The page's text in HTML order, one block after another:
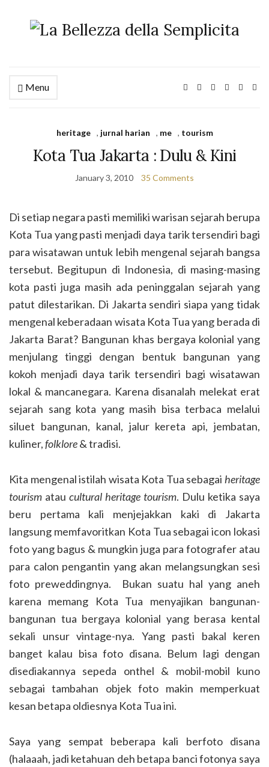
Menu
heritage , jurnal harian , me , tourism
Kota Tua Jakarta : Dulu & Kini
January 3, 2010 35 Comments
Di setiap negara pasti memiliki warisan sejarah berupa
Kota Tua yang pasti menjadi daya tarik tersendiri bagi
para wisatawan untuk lebih mengenal sejarah bangsa
tersebut. Begitupun di Indonesia, di masing-masing
kota pasti juga masih ada peninggalan sejarah yang
patut dilestarikan. Di Jakarta sendiri siapa yang tidak
mengenal keberadaan wisata Kota Tua yang berada di
Jakarta Barat? Bangunan khas bergaya kolonial yang
menjulang tinggi dengan bentuk bangunan yang
kokoh menjadi daya tarik tersendiri bagi wisatawan
lokal & mancanegara. Karena disanalah melekat erat
sejarah sang kota yang masih bisa terbaca melalui
siluet bangunan, kanal, jalur kereta api, jembatan,
kuliner,folklore& tradisi.
Kita mengenal istilah wisata Kota Tua sebagai heritage
tourism atau cultural heritage tourism. Dulu ketika saya
beru pertama kali menjejakkan kaki di Jakarta
langsung memfavoritkan Kota Tua sebagai icon lokasi
foto yang bagus & mungkin juga para fotografer atau
para calon pengantin yang akan melangsungkan sesi
foto preweddingnya. Bukan suatu hal yang aneh
karena memang Kota Tua menyajikan bangunan-
bangunan tua bergaya kolonial yang berasa kental
sekali unsur vintage-nya. Yang pasti bakal keren
banget kalau bisa foto disana. Belum lagi dengan
disediakannya sepeda onthel & mobil-mobil kuno
sebagai tambahan objek foto makin memperkuat
kesan betapa oldiesnya Kota Tua ini.
Saya yang sempat beberapa kali berfoto disana
(halaaah, jadi ketahuan deh betapa banci fotonya saya